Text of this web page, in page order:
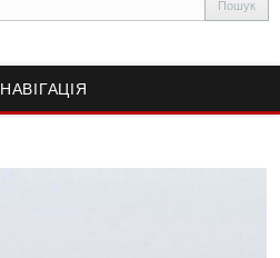
НАВІГАЦІЯ